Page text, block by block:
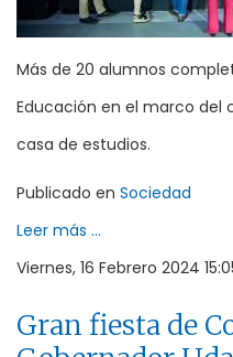
Más de 20 alumnos
Educación en el marco del
casa de estudios.
Publicado en Sociedad
Leer más ...
Viernes, 16 Febrero 2024
Gran fiesta de